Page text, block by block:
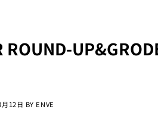
ROUND-
12日 BY ENVE